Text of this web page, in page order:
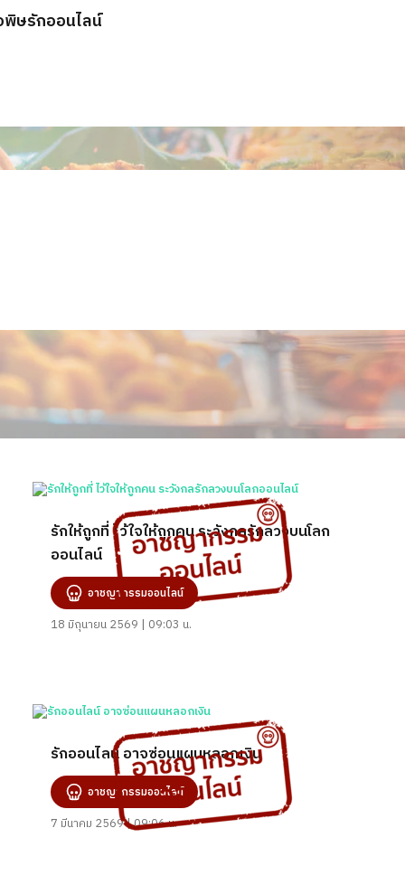
พิษรักออนไลน์
รักให้ถูกที่ ไว้ใจให้ถูกคน ระวังกลรักลวงบนโลก
ออนไลน์
อาชญากรรมออนไลน์
18 มิถุนายน 2569 | 09:03 น.
รักออนไลน์ อาจซ่อนแผนหลอกเงิน
อาชญากรรมออนไลน์
7 มีนาคม 2569 | 09:06 น.